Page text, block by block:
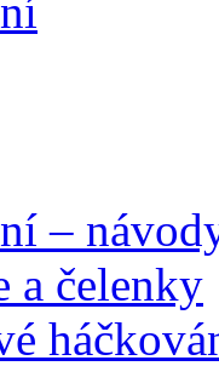
–
a čelenky